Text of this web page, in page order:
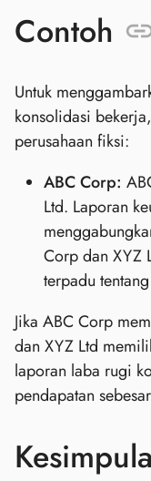
Contoh
Untuk
konsolidasi
perusahaan fiksi:
ABC Corp:
Ltd. Laporan
Corp dan XYZ
terpadu
Jika ABC Corp
dan XYZ Ltd
laporan laba rugi
pendapatan